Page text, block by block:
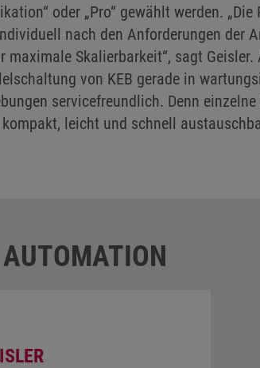
oder „Pro“ gewählt werden.
nach den Anforderungen der
maximale Skalierbarkeit“, sagt
von KEB gerade in
servicefreundlich. Denn
kompakt, leicht und schnell